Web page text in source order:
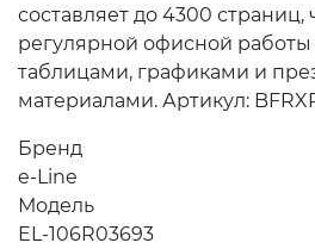
составляет до 4300 страниц,
регулярной офисной
таблицами, графиками и
материалами. Артикул:
Бренд
e-Line
Модель
EL-106R03693